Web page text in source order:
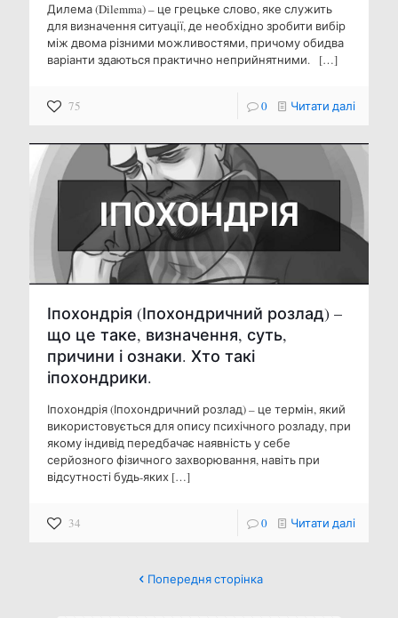
Дилема (Dilemma) – це грецьке слово, яке служить
для визначення ситуації, де необхідно зробити вибір
між двома різними можливостями, причому обидва
варіанти здаються практично неприйнятними.
[…]
75 0 Читати далі
Іпохондрія (Іпохондричний розлад) –
що це таке, визначення, суть,
причини і ознаки. Хто такі
іпохондрики.
Іпохондрія (Іпохондричний розлад) – це термін, який
використовується для опису психічного розладу, при
якому індивід передбачає наявність у себе
серйозного фізичного захворювання, навіть при
відсутності будь-яких […]
34 0 Читати далі
Попередня сторінка